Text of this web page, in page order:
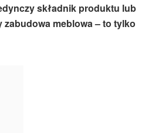
składnik produktu lub
meblowa – to tylko